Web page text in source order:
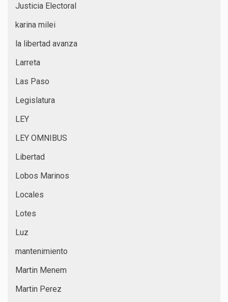
Justicia Electoral
karina milei
la libertad avanza
Larreta
Las Paso
Legislatura
LEY
LEY OMNIBUS
Libertad
Lobos Marinos
Locales
Lotes
Luz
mantenimiento
Martin Menem
Martin Perez